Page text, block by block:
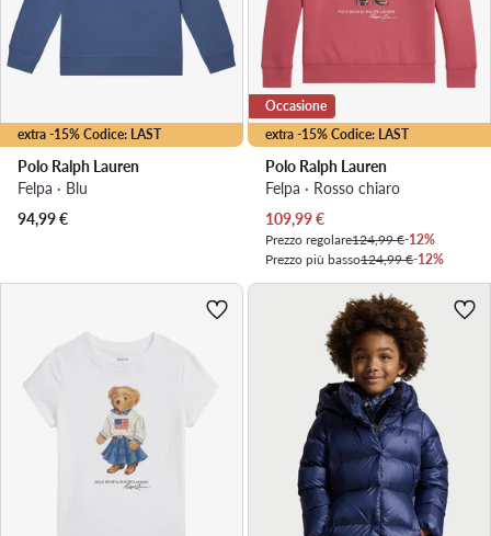
extra -15% Codice: LAST
Polo Ralph Lauren
Felpa · Blu
94,99€
extra -15% Codice: LAST
Occasione
Polo Ralph Lauren
Felpa · Rosso chiaro
Prezzo attuale
109,99€
Prezzo regolare124,99 €-12%
Prezzo più basso124,99 €-12%